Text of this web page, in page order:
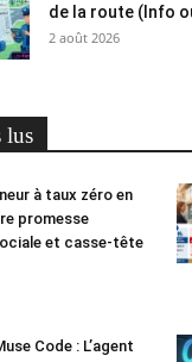
de la route (Info
2 août 2026
lus
à taux zéro en
promesse
et casse-tête
Code : L’agent